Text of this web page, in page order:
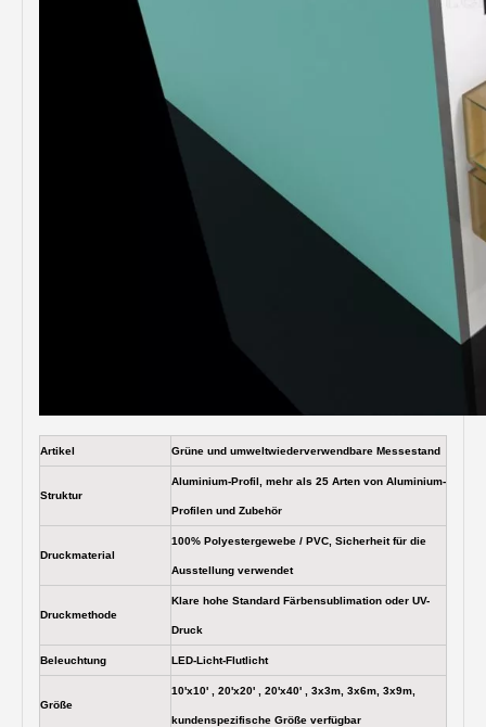
Artikel Grüne und umweltwiederverwendbare Messestand
Struktur
Aluminium-Profil, mehr als 25 Arten von Aluminium-
Profilen und Zubehör
Druckmaterial
100% Polyestergewebe / PVC, Sicherheit für die
Ausstellung verwendet
Druckmethode
Klare hohe Standard Färbensublimation oder UV-
Druck
Beleuchtung LED-Licht-Flutlicht
Größe
10'x10' , 20'x20' , 20'x40' , 3x3m, 3x6m, 3x9m,
kundenspezifische Größe verfügbar